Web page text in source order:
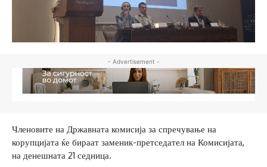
- Advertisement -
Членовите на Државната комисија за спречување на
корупцијата ќе бираат заменик-претседател на Комисијата,
на денешната 21 седница.